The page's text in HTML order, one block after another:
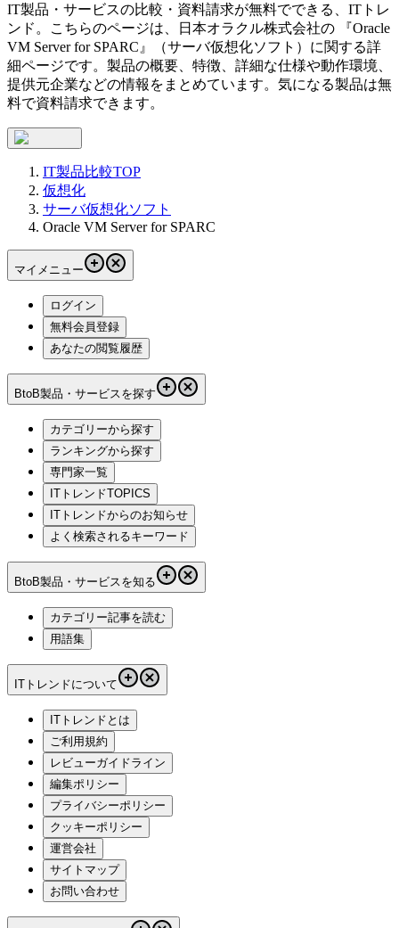
IT製品・サービスの比較・資料請求が無料でできる、ITトレ
ンド。こちらのページは、
日本オラクル株式会社の 『Oracle
VM Server for SPARC 』（サーバ仮想化ソフト ）に関する詳
細ページです。製品の概要、特徴、詳細な仕様や動作環境、
提供元企業などの情報をまとめています。気になる製品は無
料で資料請求できます。
IT製品比較TOP
仮想化
サーバ仮想化ソフト
Oracle VM Server for SPARC
マイメニュー
ログイン
無料会員登録
あなたの閲覧履歴
BtoB製品・サービスを探す
カテゴリーから探す
ランキングから探す
専門家一覧
ITトレンドTOPICS
ITトレンドからのお知らせ
よく検索されるキーワード
BtoB製品・サービスを知る
カテゴリー記事を読む
用語集
ITトレンドについて
ITトレンドとは
ご利用規約
レビューガイドライン
編集ポリシー
プライバシーポリシー
クッキーポリシー
運営会社
サイトマップ
お問い合わせ